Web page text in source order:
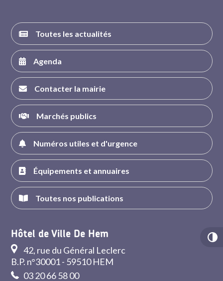
Toutes les actualités
Agenda
Contacter la mairie
Marchés publics
Numéros utiles et d'urgence
Équipements et annuaires
Toutes nos publications
Hôtel de Ville De Hem
42, rue du Général Leclerc
B.P. n°30001 - 59510 HEM
03 20 66 58 00